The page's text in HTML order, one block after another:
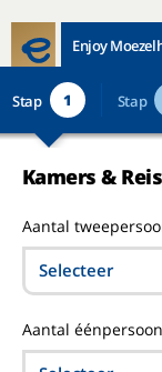
Enjoy
Stap 1 Stap
Kamers &
Aantal
Selecteer
Aantal